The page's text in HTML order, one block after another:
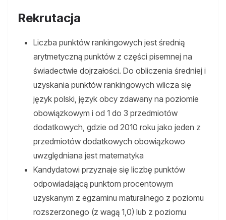
Rekrutacja
Liczba punktów rankingowych jest średnią
arytmetyczną punktów z części pisemnej na
świadectwie dojrzałości. Do obliczenia średniej i
uzyskania punktów rankingowych wlicza się
język polski, język obcy zdawany na poziomie
obowiązkowym i od 1 do 3 przedmiotów
dodatkowych, gdzie od 2010 roku jako jeden z
przedmiotów dodatkowych obowiązkowo
uwzględniana jest matematyka
Kandydatowi przyznaje się liczbę punktów
odpowiadającą punktom procentowym
uzyskanym z egzaminu maturalnego z poziomu
rozszerzonego (z wagą 1,0) lub z poziomu